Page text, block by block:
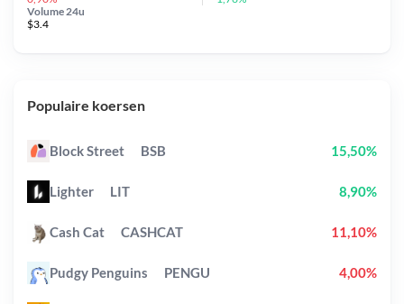
Volume 24u
$3.4
Populaire koersen
Block Street BSB 15,50%
Lighter LIT 8,90%
Cash Cat CASHCAT 11,10%
Pudgy Penguins PENGU 4,00%